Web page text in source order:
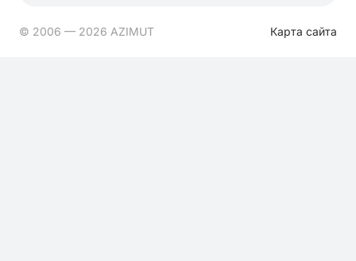
© 2006 — 2026 AZIMUT Карта сайта